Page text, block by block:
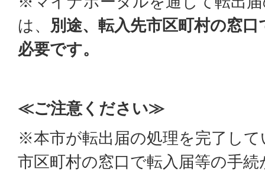
は、 別途、転入先市区町村の窓
必要です。
≪ご注意ください≫
※本市が転出届の処理を完了し
市区町村の窓口で転入届等の手